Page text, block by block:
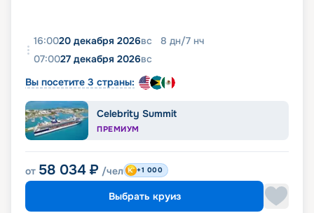
16:0020 декабря 2026вс 8 дн/7 нч
07:0027 декабря 2026вс
Вы посетите 3 страны:
Celebrity Summit
ПРЕМИУМ
от 58 034 ₽ /чел +1 000
Выбрать круиз